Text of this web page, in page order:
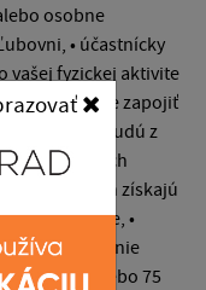
osobne
• účastnícky
vašej fyzickej aktivite
sa môže zapojiť
kampane budú z
darčekových
ktorí zároveň získajú
kampane, •
je vykonávanie
intenzity alebo 75